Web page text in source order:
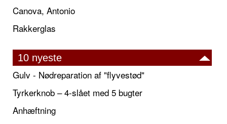
Canova, Antonio
Rakkerglas
10 nyeste
Gulv - Nødreparation af "flyvestød"
Tyrkerknob – 4-slået med 5 bugter
Anhæftning